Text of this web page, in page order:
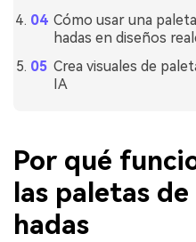
Cómo usar una
hadas en diseños
Crea visuales de
IA
Por qué
las paletas
hadas